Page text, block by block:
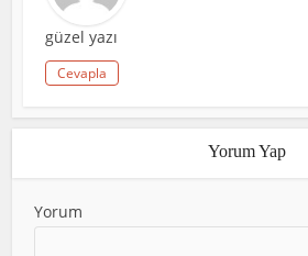
güzel yazı
Cevapla
Yorum Yap
Yorum